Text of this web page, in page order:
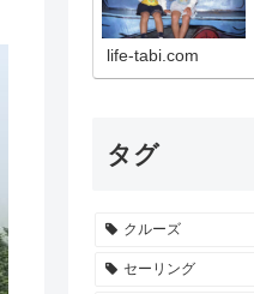
life-tabi.com
タグ
クルーズ
セーリング